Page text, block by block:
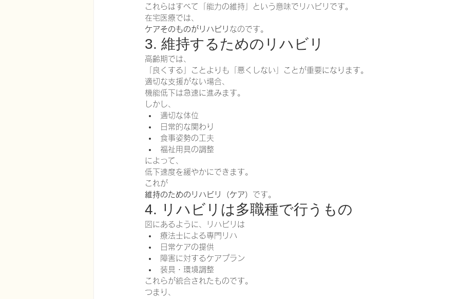
これらはすべて「能力の維持」という意味でリハビリです。
在宅医療では、
ケアそのものがリハビリ なのです。
3. 維持するためのリハビリ
高齢期では、
「良くする」ことよりも「悪くしない」ことが重要になります。
適切な支援がない場合、
機能低下は急速に進みます。
しかし、
適切な体位
日常的な関わり
食事姿勢の工夫
福祉用具の調整
によって、
低下速度を緩やかにできます。
これが
維持のためのリハビリ（ケア） です。
4. リハビリは多職種で行うもの
図にあるように、リハビリは
療法士による専門リハ
日常ケアの提供
障害に対するケアプラン
装具・環境調整
これらが統合されたものです。
つまり、